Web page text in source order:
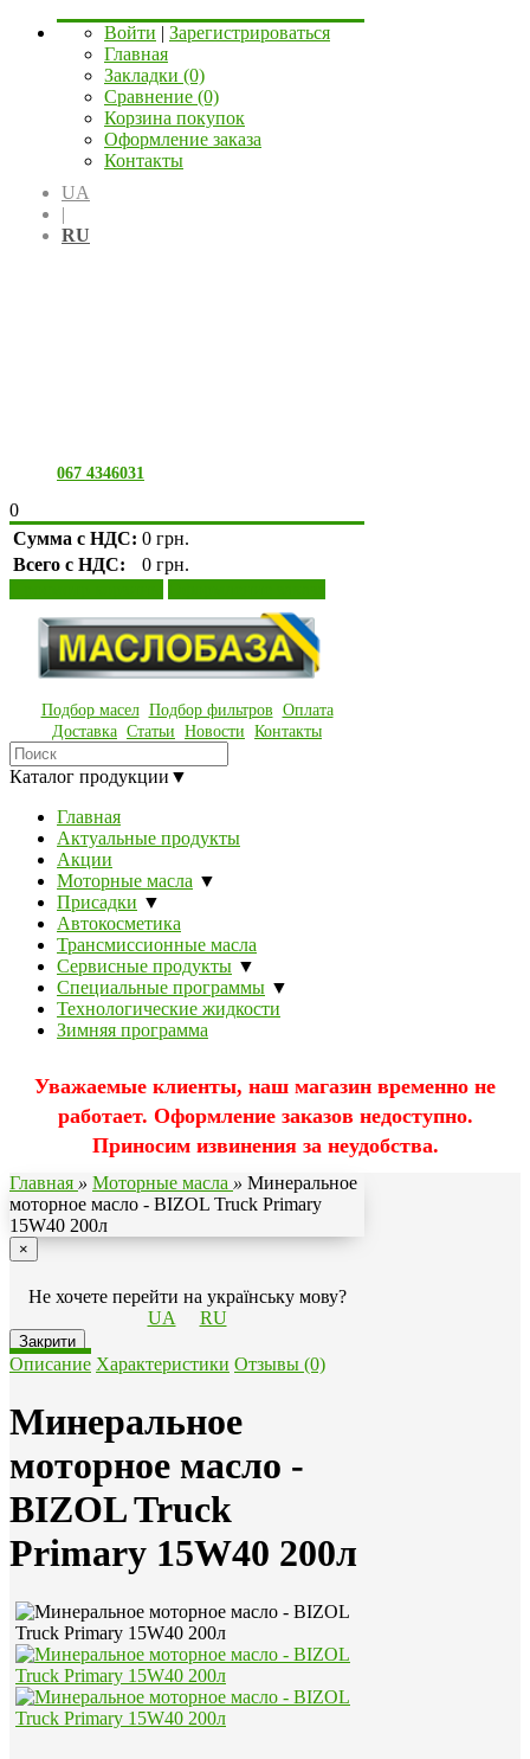
Войти | Зарегистрироваться
Главная
Закладки (0)
Сравнение (0)
Корзина покупок
Оформление заказа
Контакты
UA
|
RU
067 4346031
0
Сумма с НДС: 0 грн.
Всего с НДС:
0 грн.
Подбор масел Подбор фильтров Оплата
Доставка Статьи Новости Контакты
Каталог продукции ▼
Главная
Актуальные продукты
Акции
Моторные масла ▼
Присадки ▼
Автокосметика
Трансмиссионные масла
Сервисные продукты ▼
Специальные программы ▼
Технологические жидкости
Зимняя программа
Уважаемые клиенты, наш магазин временно не
работает. Оформление заказов недоступно.
Приносим извинения за неудобства.
Главная » Моторные масла » Минеральное
моторное масло - BIZOL Truck Primary
15W40 200л
×
Не хочете перейти на українську мову?
UA
RU
Закрити
Описание Характеристики Отзывы (0)
Минеральное
моторное масло -
BIZOL Truck
Primary 15W40 200л